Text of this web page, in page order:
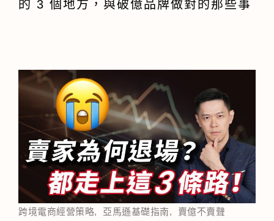
的 3 個地方，與破億品牌做對的那些事
跨境電商經營策略, 亞馬遜基礎指南, 賣億不賣聲